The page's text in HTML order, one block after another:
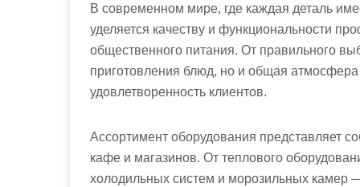
В современном мире, где каждая деталь
уделяется качеству и функциональности
общественного питания. От правильного
приготовления блюд, но и общая
удовлетворенность клиентов.
Ассортимент оборудования представляет
кафе и магазинов. От теплового
холодильных систем и морозильных камер